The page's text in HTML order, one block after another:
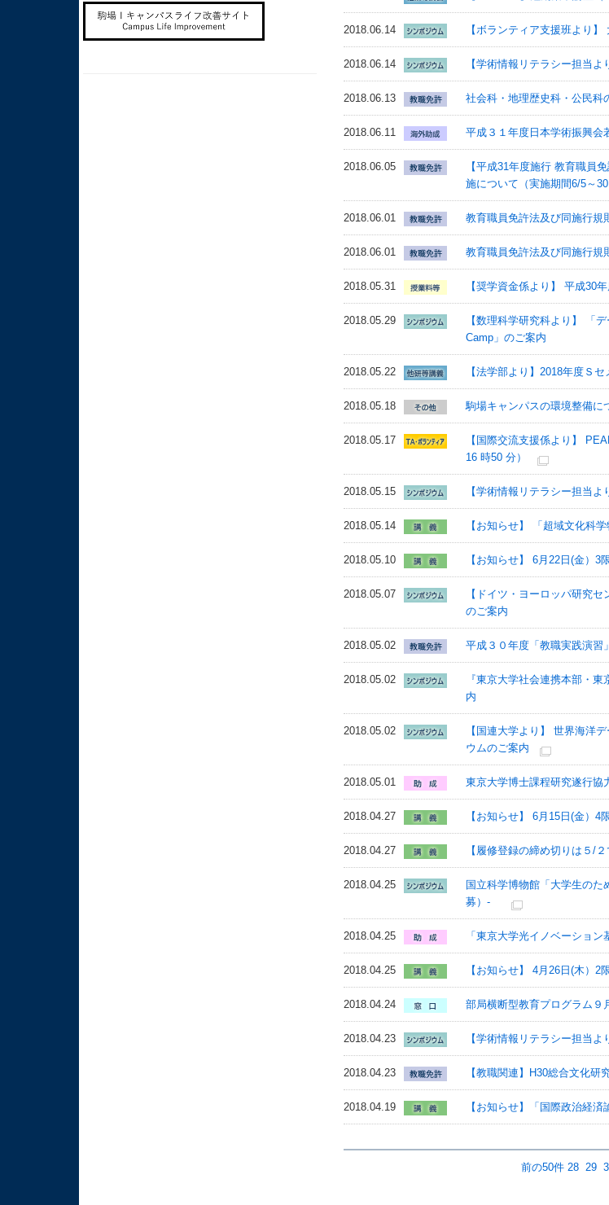
2018.06.14 【ボランティア支援班より
2018.06.14 【学術情報リテラシー担当
2018.06.13 社会科・地理歴史科・公民科
2018.06.11 平成３１年度日本学術振興会
2018.06.05
【平成31年度施行 教育職員
施について（実施期間6/5～30
2018.06.01 教育職員免許法及び同施行規
2018.06.01 教育職員免許法及び同施行規
2018.05.31 【奨学資金係より】 平成30
2018.05.29
【数理科学研究科より】 「
Camp」のご案内
2018.05.22 【法学部より】2018年度Ｓ
2018.05.18 駒場キャンパスの環境整備に
2018.05.17
【国際交流支援係より】
16 時50 分）
2018.05.15 【学術情報リテラシー担当
2018.05.14 【お知らせ】 「超域文化科
2018.05.10 【お知らせ】 6月22日(金）
2018.05.07
【ドイツ・ヨーロッパ研究
のご案内
2018.05.02 平成３０年度「教職実践演習
2018.05.02
『東京大学社会連携本部・
内
2018.05.02
【国連大学より】 世界海洋
ウムのご案内
2018.05.01 東京大学博士課程研究遂行協
2018.04.27 【お知らせ】 6月15日(金）
2018.04.27 【履修登録の締め切りは５/
2018.04.25
国立科学博物館「大学生の
募）-
2018.04.25 「東京大学光イノベーショ
2018.04.25 【お知らせ】 4月26日(木）
2018.04.24 部局横断型教育プログラム９
2018.04.23 【学術情報リテラシー担当
2018.04.23 【教職関連】H30総合文化
2018.04.19 【お知らせ】「国際政治経
前の50件 28 29